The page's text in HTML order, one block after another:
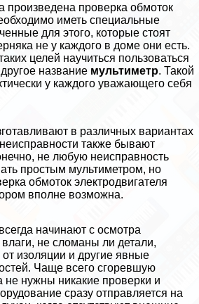
произведена проверка обмоток
иметь специальные
для этого, которые стоят
не у каждого в доме они есть.
целей научиться пользоваться
название мультиметр. Такой
у каждого уважающего себя
в различных вариантах
также бывают
не любую неисправность
простым мультиметром, но
обмоток электродвигателя
вполне возможна.
начинают с осмотра
не сломаны ли детали,
изоляции и другие явные
Чаще всего сгоревшую
не нужны никакие проверки и
сразу отправляется на